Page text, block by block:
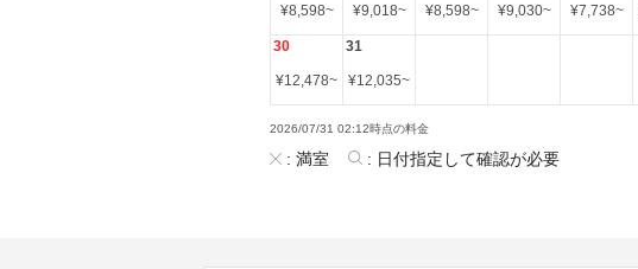
¥8,598~ ¥9,018~ ¥8,598~ ¥9,030~ ¥7,738~
30
¥12,478~
31
¥12,035~
2026/07/31 02:12時点の料金
: 満室 : 日付指定して確認が必要